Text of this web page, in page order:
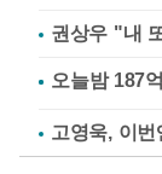
권상우 "내
고영욱, 이